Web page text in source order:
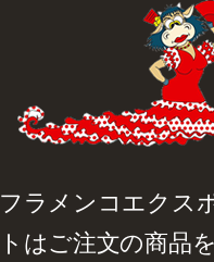
クイックビュー
フラメンコエクス
トはご注文の商品